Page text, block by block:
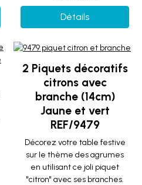
Détails
2 Piquets décoratifs
citrons avec
branche (14cm)
Jaune et vert
REF/9479
Décorez votre table festive
sur le thème des agrumes
en utilisant ce joli piquet
"citron" avec ses branches.